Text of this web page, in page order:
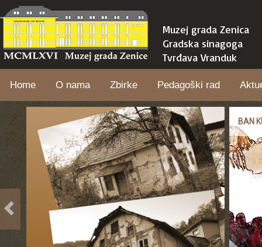
Muzej grada Zenica
Gradska sinagoga
Tvrđava Vranduk
Home O nama Zbirke Pedagoški rad
BAN